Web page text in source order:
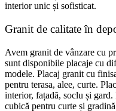
interior unic și sofisticat.
Granit de calitate în
Avem granit de vânzare cu
sunt disponibile placaje cu
modele. Placaj granit cu
pentru terasa, alee, curte.
interior, fațadă, soclu și
cubică pentru curte și